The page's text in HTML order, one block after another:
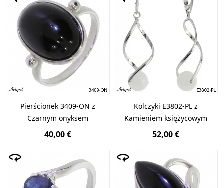
Pierścionek 3409-ON z
Czarnym onyksem
40,00 €
Kolczyki E3802-PL z
Kamieniem księżycowym
52,00 €